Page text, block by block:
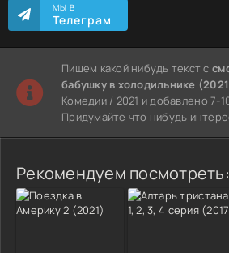
МЫ В
Телеграм
Пишем какой нибудь текст с
бабушку в холодильнике
Комедии / 2021 и добавлено 7-
Придумайте что нибудь
Рекомендуем посмотреть: